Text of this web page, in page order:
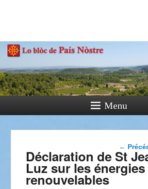
Menu
←
Déclaration de St
Luz sur les énergies
renouvelables